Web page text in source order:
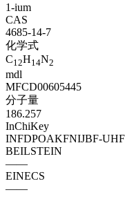
1-ium
CAS
4685-14-7
化学式
C12H14N2
mdl
MFCD00605445
分子量
186.257
InChiKey
INFDPOAKFNIJBF-
BEILSTEIN
——
EINECS
——